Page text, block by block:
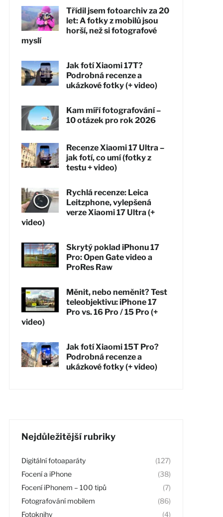
Třídil jsem fotoarchiv za 20
let: A fotky z mobilů jsou
horší, než si fotografové
myslí
Jak fotí Xiaomi 17T?
Podrobná recenze a
ukázkové fotky (+ video)
Kam míří fotografování –
10 otázek pro rok 2026
Recenze Xiaomi 17 Ultra –
jak fotí, co umí (fotky z
testu + video)
Rychlá recenze: Leica
Leitzphone, vylepšená
verze Xiaomi 17 Ultra (+
video)
Skrytý poklad iPhonu 17
Pro: Open Gate video a
ProRes Raw
Měnit, nebo neměnit? Test
teleobjektivu: iPhone 17
Pro vs. 16 Pro / 15 Pro (+
video)
Jak fotí Xiaomi 15T Pro?
Podrobná recenze a
ukázkové fotky (+ video)
Nejdůležitější rubriky
Digitální fotoaparáty
(127)
Focení a iPhone
(38)
Focení iPhonem – 100 tipů
(7)
Fotografování mobilem
(86)
Fotoknihy
(4)